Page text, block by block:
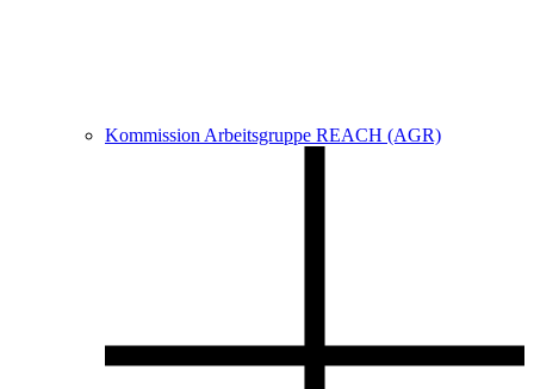
Kommission Arbeitsgruppe REACH (AGR)